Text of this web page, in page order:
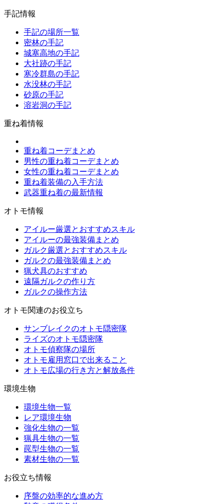
手記情報
手記の場所一覧
密林の手記
城塞高地の手記
大社跡の手記
寒冷群島の手記
水没林の手記
砂原の手記
溶岩洞の手記
重ね着情報
重ね着コーデまとめ
男性の重ね着コーデまとめ
女性の重ね着コーデまとめ
重ね着装備の入手方法
武器重ね着の最新情報
オトモ情報
アイルー厳選とおすすめスキル
アイルーの最強装備まとめ
ガルク厳選とおすすめスキル
ガルクの最強装備まとめ
猟犬具のおすすめ
遠隔ガルクの作り方
ガルクの操作方法
オトモ関連のお役立ち
サンブレイクのオトモ隠密隊
ライズのオトモ隠密隊
オトモ偵察隊の場所
オトモ雇用窓口で出来ること
オトモ広場の行き方と解放条件
環境生物
環境生物一覧
レア環境生物
強化生物の一覧
猟具生物の一覧
罠型生物の一覧
素材生物の一覧
お役立ち情報
序盤の効率的な進め方